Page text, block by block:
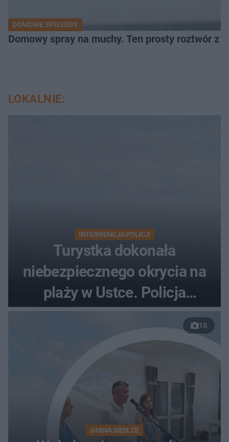
DOMOWE SPOSOBY
Domowy spray na muchy. Ten prosty roztwór z
LOKALNIE:
INTERWENCJA POLICJI
Turystka dokonała
niebezpiecznego okrycia na
plaży w Ustce. Policja
musiała zamknąć odcinek
wybrzeża
15
GMINA SIEDLCE